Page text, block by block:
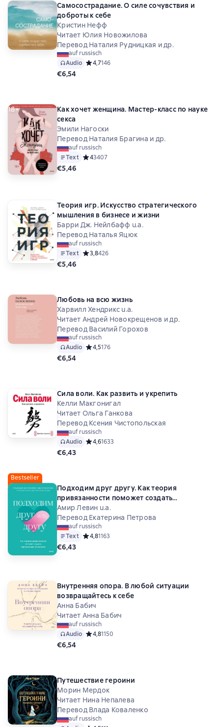
Самосострадание. О силе сочувствия и
доброты к себе
Кристин Нефф
Читает Юлия Новожилова
Перевод Наталия Рудницкая и др.
auf russisch
Audio Средний рейтинг 4,7 на основе 146 оценок
4,7146
€6,54
18+
Как хочет женщина. Мастер-класс по науке
секса
Эмили Нагоски
Перевод Наталия Брагина и др.
auf russisch
Text Средний рейтинг 4 на основе 3407 оценок
43407
€5,46
Теория игр. Искусство стратегического
мышления в бизнесе и жизни
Барри Дж. Нейлбафф u.a.
Перевод Наталья Яцюк
auf russisch
Text Средний рейтинг 3,8 на основе 426 оценок
3,8426
€5,46
Любовь на всю жизнь
Харвилл Хендрикс u.a.
Читает Андрей Новокрещенов и др.
Перевод Василий Горохов
auf russisch
Audio Средний рейтинг 4,5 на основе 176 оценок
4,5176
€6,54
Сила воли. Как развить и укрепить
Келли Макгонигал
Читает Ольга Ганкова
Перевод Ксения Чистопольская
auf russisch
Audio Средний рейтинг 4,6 на основе 1633 оценок
4,61633
€6,43
Bestseller
Подходим друг другу. Как теория
привязанности поможет создать
гармоничные отношения
Амир Левин u.a.
Перевод Екатерина Петрова
auf russisch
Text Средний рейтинг 4,8 на основе 1163 оценок
4,81163
€6,43
Внутренняя опора. В любой ситуации
возвращайтесь к себе
Анна Бабич
Читает Анна Бабич
auf russisch
Audio Средний рейтинг 4,8 на основе 1150 оценок
4,81150
€6,54
Путешествие героини
Морин Мердок
Читает Нина Непалева
Перевод Влада Коваленко
auf russisch